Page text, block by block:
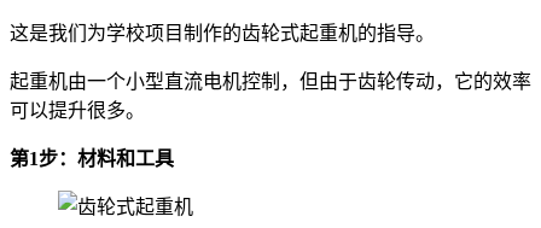
这是我们为学校项目制作的齿轮式起重机的指导。
起重机由一个小型直流电机控制，但由于齿轮传动，它的效率
可以提升很多。
第1步：材料和工具